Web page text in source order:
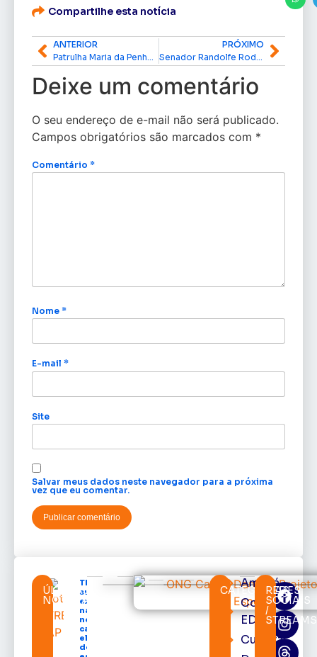
Compartilhe esta notícia
ANTERIOR
PRÓXIMO
Deixe um comentário
O seu endereço de e-mail não será publicado.
Campos obrigatórios são marcados com *
Comentário *
Nome *
E-mail *
Site
Salvar meus dados neste navegador para a próxima
vez que eu comentar.
ÚLTIMAS
NOTÍCIAS
TRE-AP
suspende
expediente
na sede e
nos
cartórios
eleitorais
de todo o
CATEGORIAS
Amapá
Cortes
EDcast
Cultura
REDES
SOCIAIS
/
STREAMS